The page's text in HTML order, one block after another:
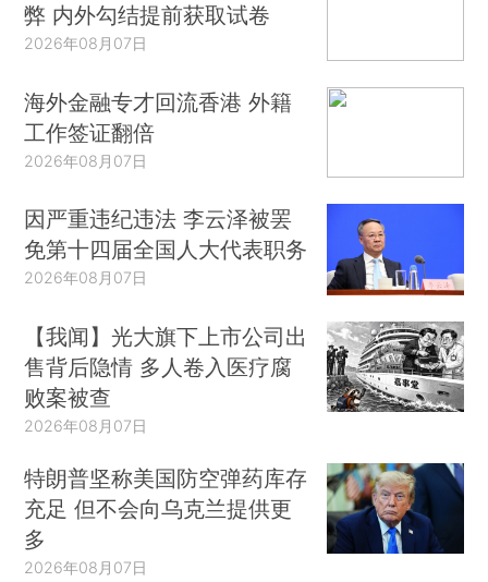
弊 内外勾结提前获取试卷
2026年08月07日
海外金融专才回流香港 外籍
工作签证翻倍
2026年08月07日
因严重违纪违法 李云泽被罢
免第十四届全国人大代表职务
2026年08月07日
【我闻】光大旗下上市公司出
售背后隐情 多人卷入医疗腐
败案被查
2026年08月07日
特朗普坚称美国防空弹药库存
充足 但不会向乌克兰提供更
多
2026年08月07日